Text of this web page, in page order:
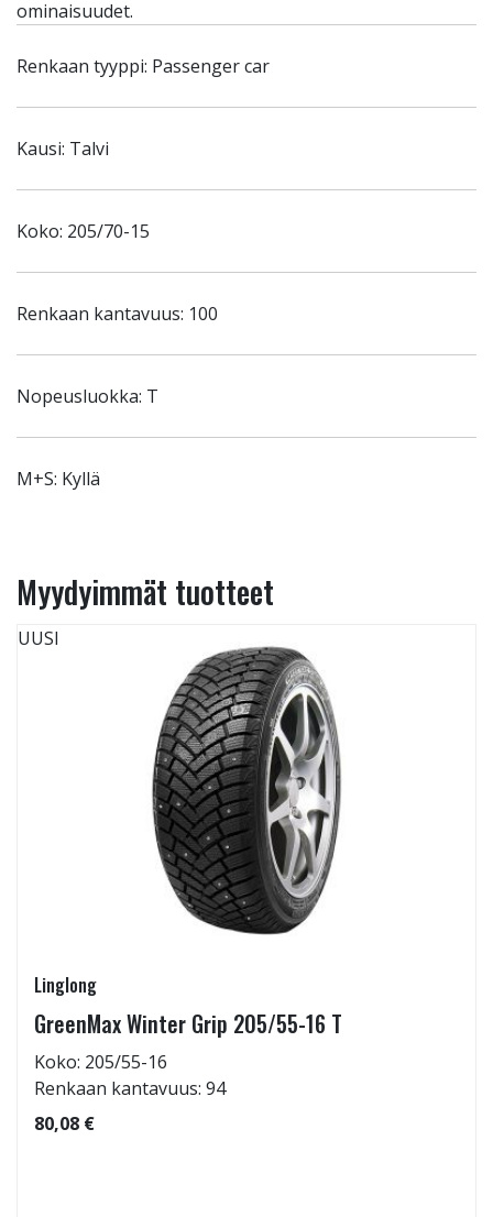
ominaisuudet.
Renkaan tyyppi: Passenger car
Kausi: Talvi
Koko: 205/70-15
Renkaan kantavuus: 100
Nopeusluokka: T
M+S: Kyllä
Myydyimmät tuotteet
UUSI
Linglong
GreenMax Winter Grip 205/55-16 T
Koko: 205/55-16
Renkaan kantavuus: 94
80,08 €